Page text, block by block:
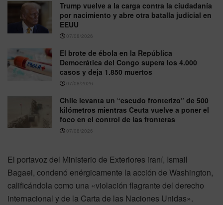
Trump vuelve a la carga contra la ciudadanía
por nacimiento y abre otra batalla judicial en
EEUU
07/08/2026
El brote de ébola en la República
Democrática del Congo supera los 4.000
casos y deja 1.850 muertos
07/08/2026
Chile levanta un “escudo fronterizo” de 500
kilómetros mientras Ceuta vuelve a poner el
foco en el control de las fronteras
07/08/2026
El portavoz del Ministerio de Exteriores iraní, Ismail
Bagaei, condenó enérgicamente la acción de Washington,
calificándola como una «violación flagrante del derecho
internacional y de la Carta de las Naciones Unidas».